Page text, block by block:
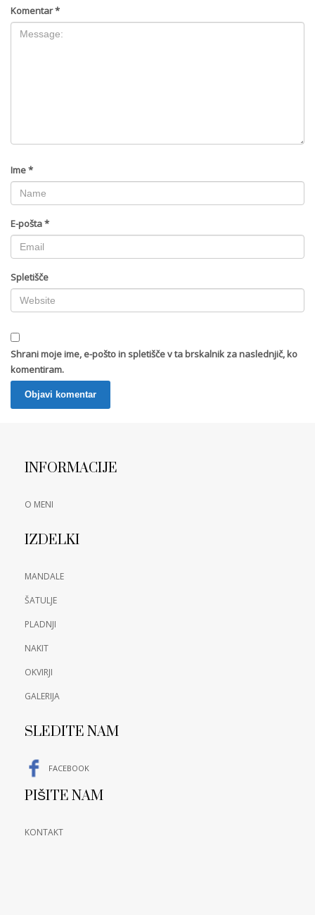
Komentar*
Ime*
E-pošta*
Spletišče
Shrani moje ime, e-pošto in spletišče v ta brskalnik za naslednjič, ko
komentiram.
INFORMACIJE
O MENI
IZDELKI
MANDALE
ŠATULJE
PLADNJI
NAKIT
OKVIRJI
GALERIJA
SLEDITE NAM
FACEBOOK
PIŠITE NAM
KONTAKT